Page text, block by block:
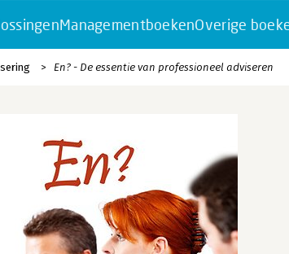
ManagementboekenOverige
En? - De essentie van professioneel adviseren